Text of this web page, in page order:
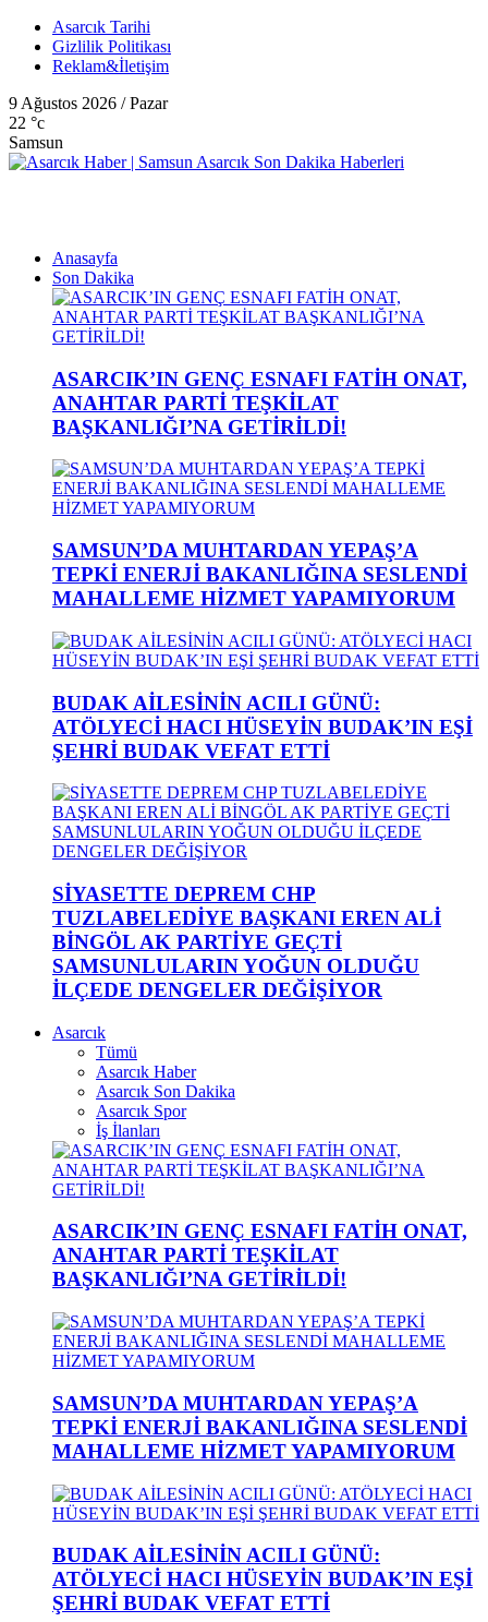
Asarcık Tarihi
Gizlilik Politikası
Reklam&İletişim
9 Ağustos 2026 / Pazar
22 °c
Samsun
Anasayfa
Son Dakika
ASARCIK’IN GENÇ ESNAFI FATİH ONAT,
ANAHTAR PARTİ TEŞKİLAT
BAŞKANLIĞI’NA GETİRİLDİ!
SAMSUN’DA MUHTARDAN YEPAŞ’A
TEPKİ ENERJİ BAKANLIĞINA SESLENDİ
MAHALLEME HİZMET YAPAMIYORUM
BUDAK AİLESİNİN ACILI GÜNÜ:
ATÖLYECİ HACI HÜSEYİN BUDAK’IN EŞİ
ŞEHRİ BUDAK VEFAT ETTİ
SİYASETTE DEPREM CHP
TUZLABELEDİYE BAŞKANI EREN ALİ
BİNGÖL AK PARTİYE GEÇTİ
SAMSUNLULARIN YOĞUN OLDUĞU
İLÇEDE DENGELER DEĞİŞİYOR
Asarcık
Tümü
Asarcık Haber
Asarcık Son Dakika
Asarcık Spor
İş İlanları
ASARCIK’IN GENÇ ESNAFI FATİH ONAT,
ANAHTAR PARTİ TEŞKİLAT
BAŞKANLIĞI’NA GETİRİLDİ!
SAMSUN’DA MUHTARDAN YEPAŞ’A
TEPKİ ENERJİ BAKANLIĞINA SESLENDİ
MAHALLEME HİZMET YAPAMIYORUM
BUDAK AİLESİNİN ACILI GÜNÜ:
ATÖLYECİ HACI HÜSEYİN BUDAK’IN EŞİ
ŞEHRİ BUDAK VEFAT ETTİ